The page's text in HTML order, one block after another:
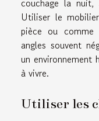
couchage la nuit,
Utiliser le
pièce ou
angles souvent
un environnement
à vivre.
Utiliser les